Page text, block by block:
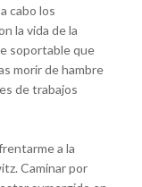
cabo los
la vida de la
soportable que
morir de hambre
de trabajos
a la
Caminar por